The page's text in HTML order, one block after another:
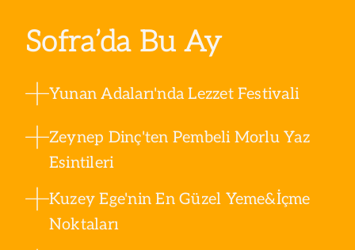
Sofra’da Bu Ay
Yunan Adaları'nda Lezzet Festivali
Zeynep Dinç'ten Pembeli Morlu Yaz
Esintileri
Kuzey Ege'nin En Güzel Yeme&İçme
Noktaları